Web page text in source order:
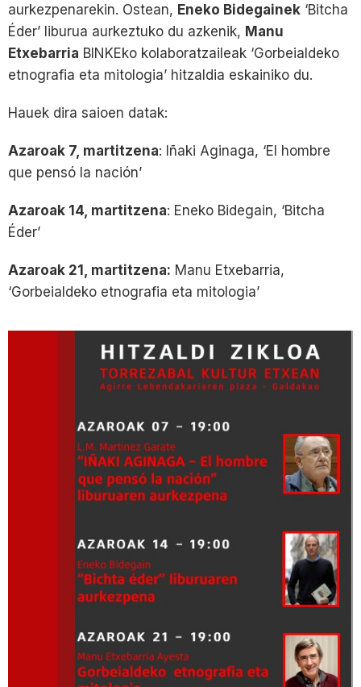
aurkezpenarekin. Ostean, Eneko Bidegainek ‘Bitcha
Éder’ liburua aurkeztuko du azkenik, Manu
Etxebarria BINKEko kolaboratzaileak ‘Gorbeialdeko
etnografia eta mitologia’ hitzaldia eskainiko du.
Hauek dira saioen datak:
Azaroak 7, martitzena: Iñaki Aginaga, ‘El hombre
que pensó la nación’
Azaroak 14, martitzena: Eneko Bidegain, ‘Bitcha
Éder’
Azaroak 21, martitzena: Manu Etxebarria,
‘Gorbeialdeko etnografia eta mitologia’